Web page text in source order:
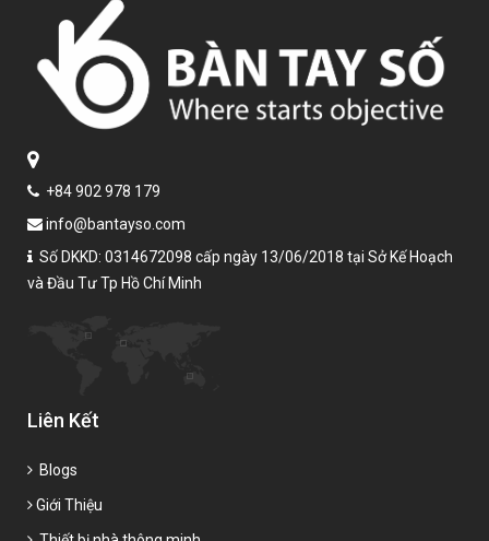
+84 902 978 179
info@bantayso.com
Số DKKD: 0314672098 cấp ngày 13/06/2018 tại Sở Kế Hoạch
và Đầu Tư Tp Hồ Chí Minh
Liên Kết
Blogs
Giới Thiệu